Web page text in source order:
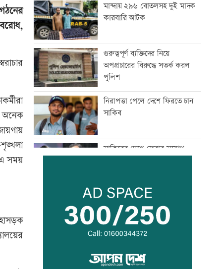
অনেক
সময়
মান্দায় ২৯৬ বোতলসহ দুই মাদক
কারবারি আটক
গুরুত্বপূর্ণ ব্যক্তিদের নিয়ে
অপপ্রচারের বিরুদ্ধে সতর্ক করল
পুলিশ
নিরাপত্তা পেলে দেশে ফিরতে চান
সাকিব
সাকিবের দেশে ফেরার সুযোগ
শিল্পকলায় বিনামূল্যে ৬ সিনেমা
দেখা যাবে
ভারতের সমর্থন নেই: রণধীর